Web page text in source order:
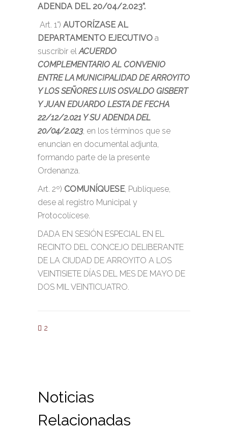
ADENDA DEL 20/04/2.023”.
Art. 1°) AUTORÍZASE AL
DEPARTAMENTO EJECUTIVO a
suscribir elACUERDO
COMPLEMENTARIO AL CONVENIO
ENTRE LA MUNICIPALIDAD DE ARROYITO
Y LOS SEÑORES LUIS OSVALDO GISBERT
Y JUAN EDUARDO LESTA DE FECHA
22/12/2.021 Y SU ADENDA DEL
20/04/2.023, en los términos que se
enuncian en documental adjunta,
formando parte de la presente
Ordenanza.
Art. 2º) COMUNÍQUESE, Publíquese,
dese al registro Municipal y
Protocolícese.
DADA EN SESIÓN ESPECIAL EN EL
RECINTO DEL CONCEJO DELIBERANTE
DE LA CIUDAD DE ARROYITO A LOS
VEINTISIETE DÍAS DEL MES DE MAYO DE
DOS MIL VEINTICUATRO.
2
Noticias
Relacionadas